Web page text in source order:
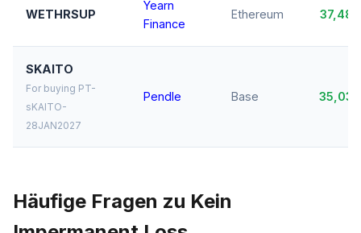
WETHRSUP
Yearn
Finance
Ethereum
SKAITO
For buying PT-
sKAITO-
28JAN2027
Pendle Base
Häufige Fragen zu Kein